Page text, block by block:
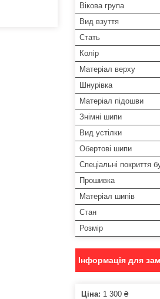
Вікова група
Вид взуття
Стать
Колір
Матеріал верху
Шнурівка
Матеріал підошви
Знімні шипи
Вид устілки
Обертові шипи
Спеціальні покриття
Прошивка
Матеріал шипів
Стан
Розмір
Інформація для
Ціна: 1 300 ₴